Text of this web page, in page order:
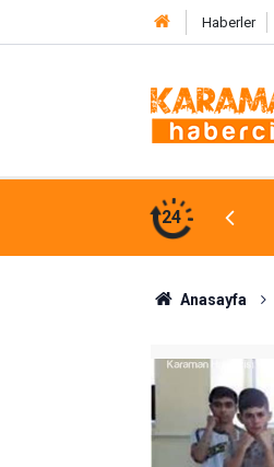
Haberler
24
Paniğe Neden Oldu
Anasayfa